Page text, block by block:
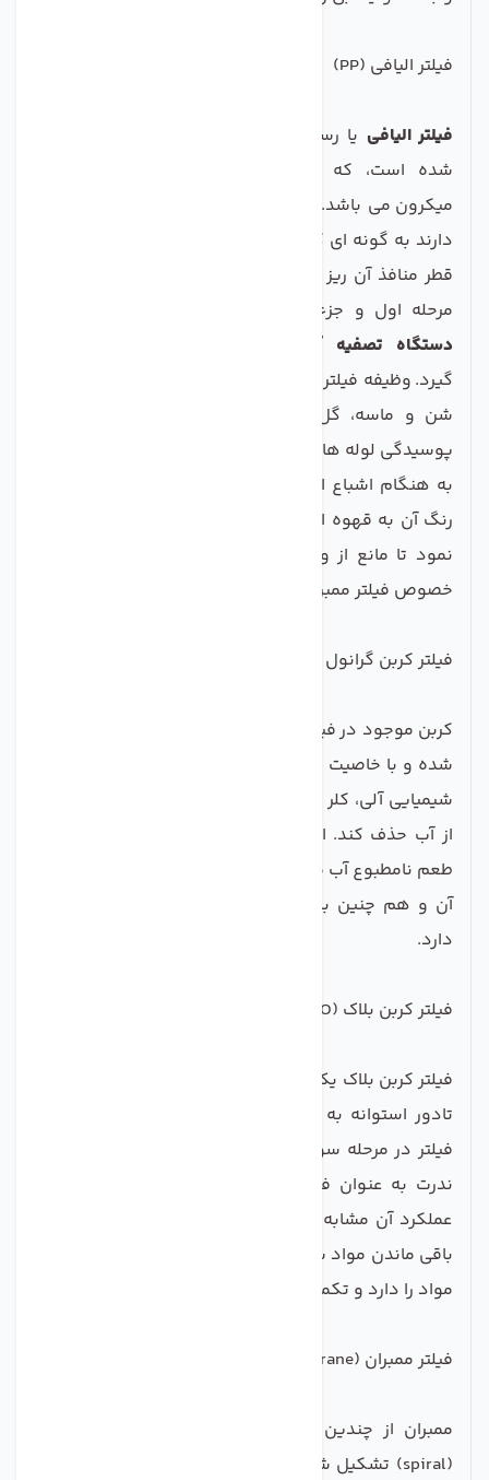
فیلتر الیافی (PP)
فیلتر الیافی یا رسوب گیر از الیاف پلی پروپیلن ساخته
میکرون می باشد. فیلترهای الیافی گاهی طراحی متفاوتی
دارند به گونه ای که هر چه به انتهای فیلتر نزدیک شویم
قطر منافذ آن ریز تر می گردند. این فیلتر به عنوان فیلتر
مرحله اول و جزء یکی از فیلتر های پیش تصفیه در
دستگاه تصفیه آب خانگی
گیرد. وظیفه فیلتر الیافی، حذف ذرات معلق موجود در آب،
شن و ماسه، گل و لای، تخم حشرات، ذرات ناشی از
پوسیدگی لوله ها و... می باشد.
به هنگام اشباع این فیلتر با آلاینده های موجود در آب،
رنگ آن به قهوه ای تیره تغییر کرده و باید آن را تعویض
نمود تا مانع از وارد آمدن آسیب به فیلترهای دیگر به
خصوص فیلتر ممبران شود.
فیلتر کربن گرانول (UDF)
کربن موجود در فیلتر کربن گرانول از پوسته نارگیل ساخته
شده و با خاصیت جذب سطحی که دارد می تواند ترکیبات
شیمیایی آلی، کلر و مشتقات آن مانند تری هالومتان ها را
از آب حذف کند. این فیلتر باعث از بین رفتن رنگ، بو و
طعم نامطبوع آب می شود و در حذف عامل کلر و مشتقات
آن و هم چنین برخی از فلزات سنگین آب نقش موثری
دارد.
فیلتر کربن بلاک (CTO)
فیلتر کربن بلاک یک ساختار استوانه ای شکل دارد، که دور
تادور استوانه به وسیله توری پوشیده شده است. این
فیلتر در مرحله سوم
ندرت به عنوان فیلتر مرحله دوم نیز به کار می رود و
عملکرد آن مشابه فیلتر کربن گرانول بوده که در صورت
باقی ماندن مواد شیمیایی از مرحله قبل، قابلیت حذف این
مواد را دارد و تکمیل کننده مرحله قبل محسوب می شود
فیلتر ممبران (Membrane)
ممبران از چندین لایه موازی و فشرده مارپیچی شکل
(spiral) تشکیل شده است که دارای منافذ بسیار ریز می